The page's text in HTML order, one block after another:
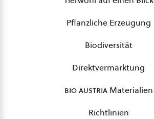
Pflanzliche Erzeugung
Biodiversität
Direktvermarktung
bio austriaMaterialien
Richtlinien